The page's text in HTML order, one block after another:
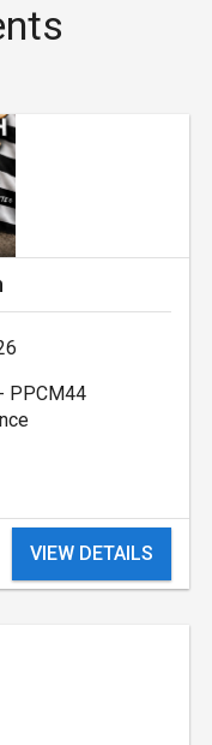
PPCM44
VIEW DETAILS